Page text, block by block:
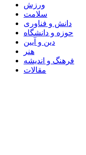
ورزش
سلامت
دانش و فناوری
حوزه و دانشگاه
دین و آیین
هنر
فرهنگ و اندیشه
مقالات